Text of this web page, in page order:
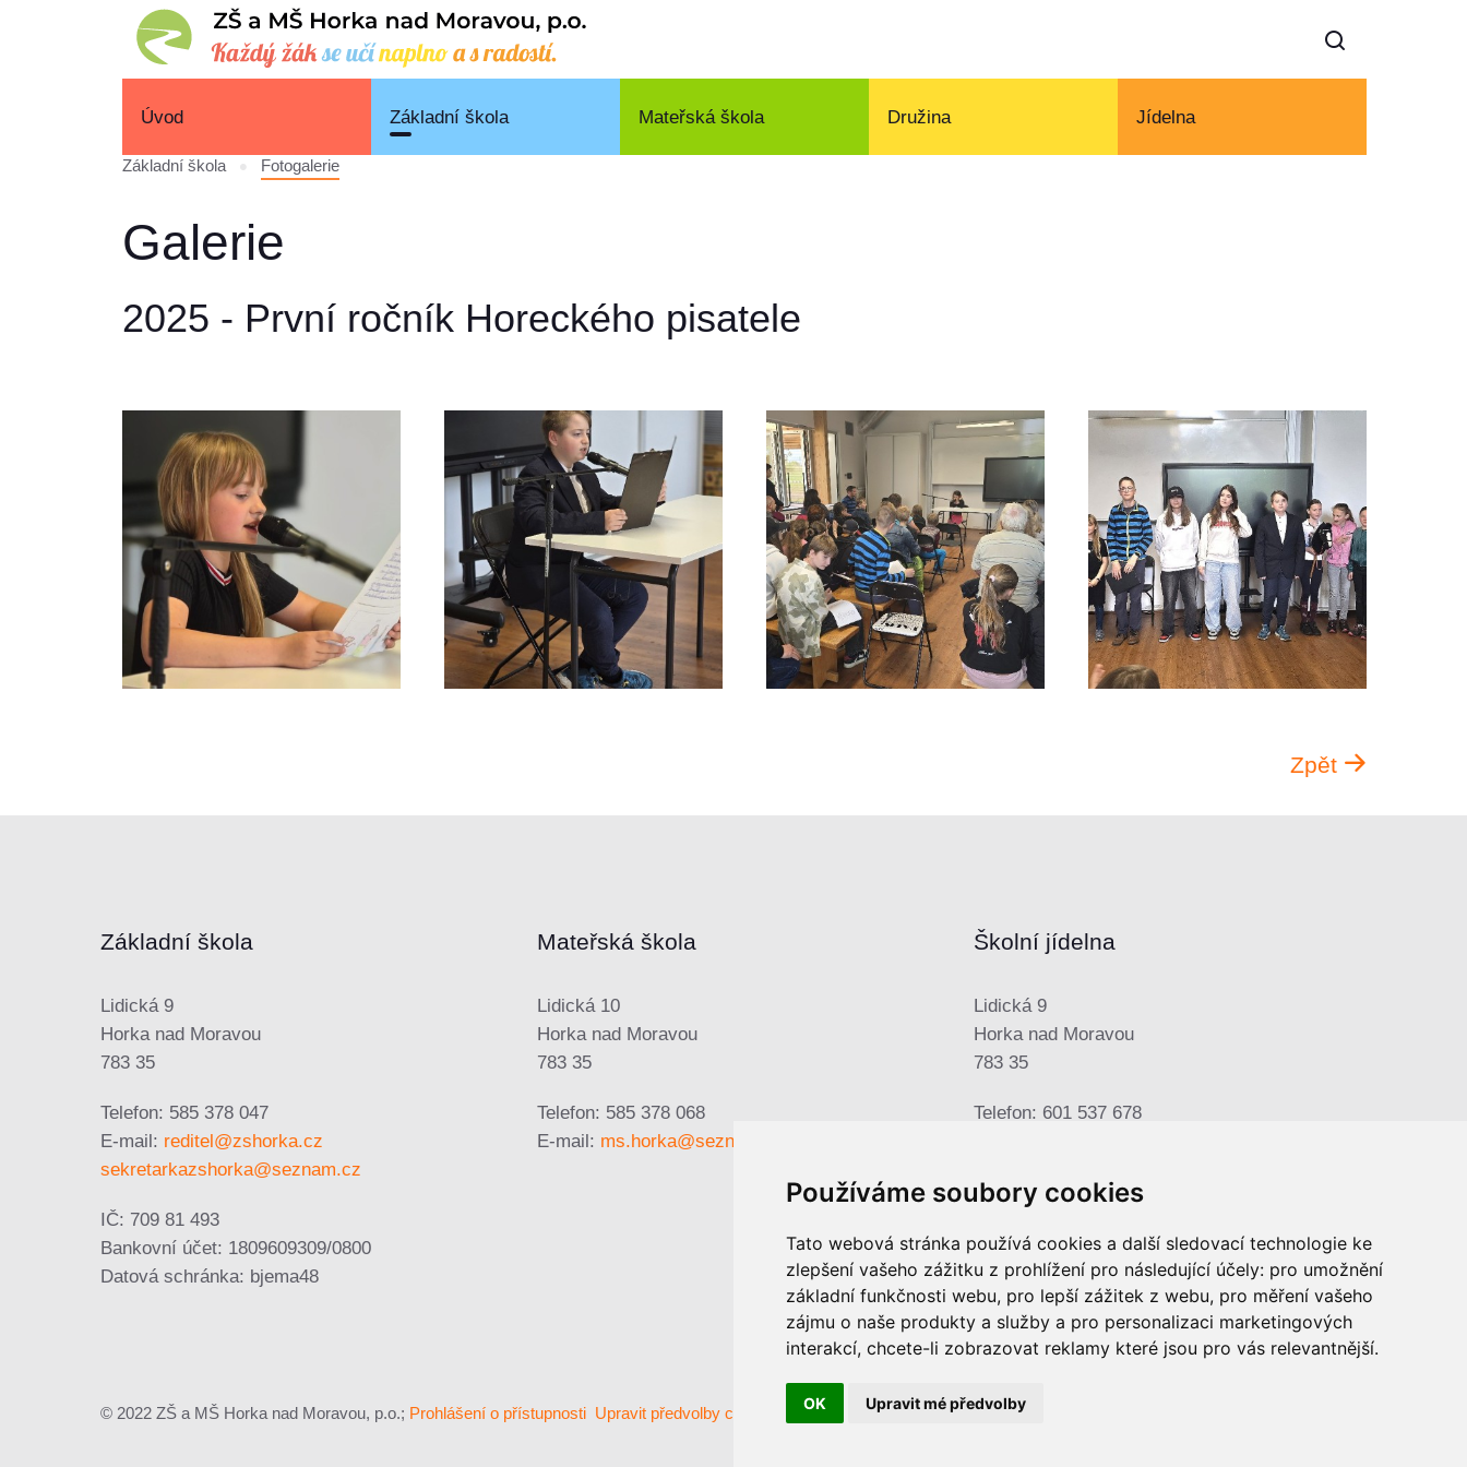
Používáme soubory cookies
Tato webová stránka používá cookies a další sledovací technologie ke
zlepšení vašeho zážitku z prohlížení pro následující účely: pro umožnění
základní funkčnosti webu, pro lepší zážitek z webu, pro měření vašeho
zájmu o naše produkty a služby a pro personalizaci marketingových
interakcí, chcete-li zobrazovat reklamy které jsou pro vás relevantnější.
OK Upravit mé předvolby
Úvod Základní škola Mateřská škola Družina Jídelna
Základní škola Fotogalerie
Galerie
2025 - První ročník Horeckého pisatele
Zpět
Základní škola
Lidická 9
Horka nad Moravou
783 35
Telefon: 585 378 047
E-mail: reditel@zshorka.cz
sekretarkazshorka@seznam.cz
IČ: 709 81 493
Bankovní účet: 1809609309/0800
Datová schránka: bjema48
Mateřská škola
Lidická 10
Horka nad Moravou
783 35
Telefon: 585 378 068
E-mail: ms.horka@seznam.cz
Školní jídelna
Lidická 9
Horka nad Moravou
783 35
Telefon: 601 537 678
© 2022 ZŠ a MŠ Horka nad Moravou, p.o.; Prohlášení o přístupnosti Upravit předvolby cookies